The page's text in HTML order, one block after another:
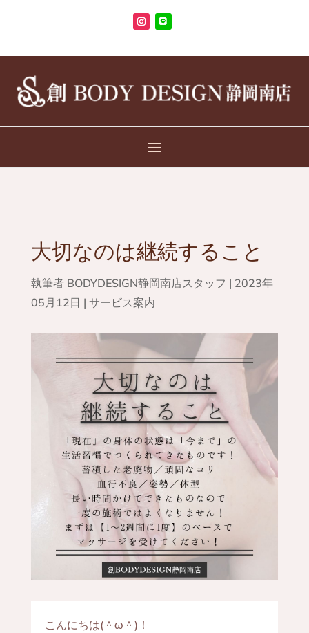
大切なのは継続すること
執筆者 BODYDESIGN静岡南店スタッフ | 2023年
05月12日 | サービス案内
こんにちは(＾ω＾)！